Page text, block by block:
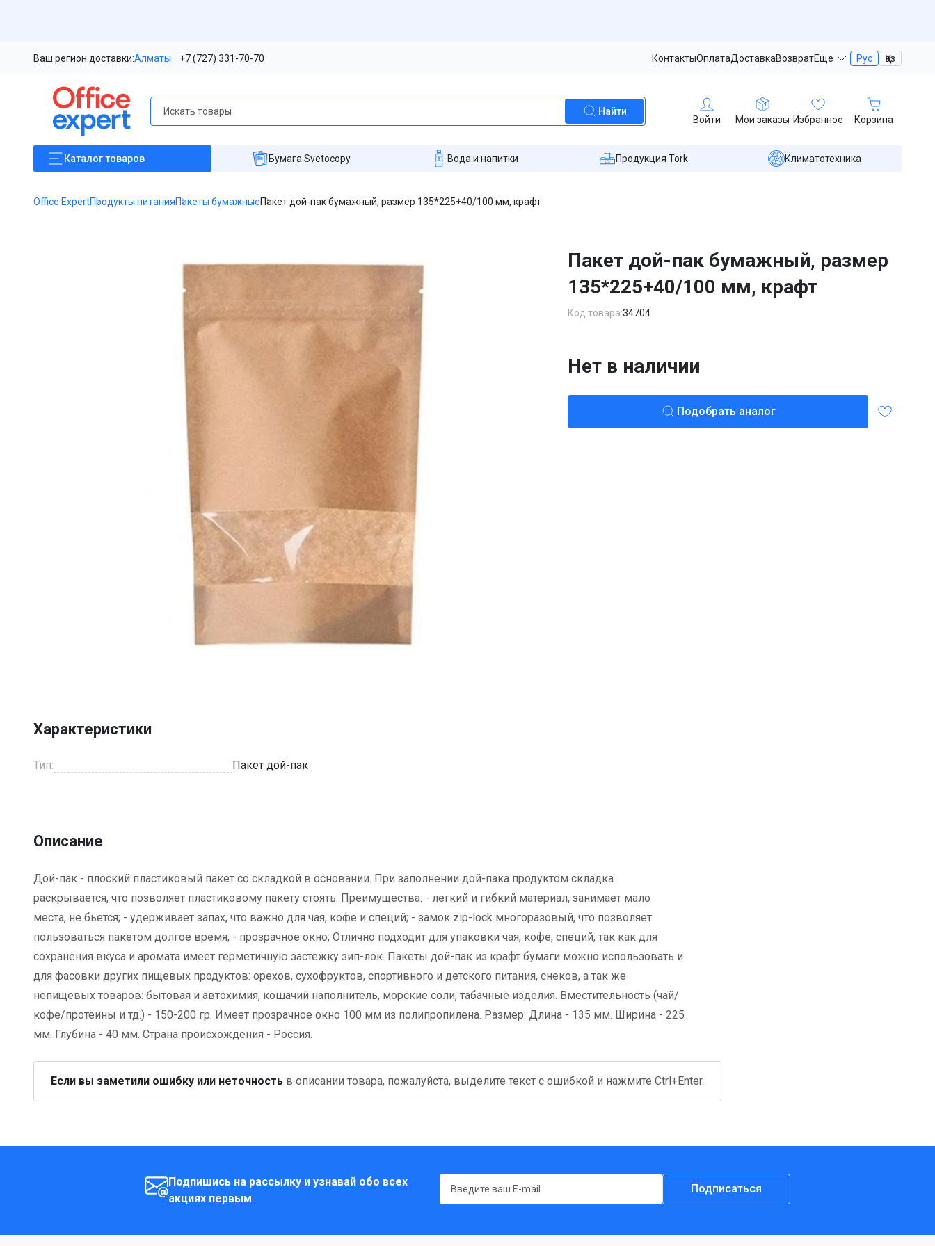
Ваш регион доставки:Алматы +7 (727) 331-70-70 КонтактыОплатаДоставкаВозвратЕще Рус Қаз
Найти
Войти Мои заказы Избранное Корзина
Каталогтоваров Бумага Svetocopy Вода и напитки Продукция Tork Климатотехника
Office ExpertПродукты питанияПакеты бумажныеПакет дой-пак бумажный, размер 135*225+40/100 мм, крафт
1
Пакет дой-пак бумажный, размер
135*225+40/100 мм, крафт
Код товара:34704
Нет в наличии
Подобрать аналог
Характеристики
Тип: Пакет дой-пак
Описание
Дой-пак - плоский пластиковый пакет со складкой в основании. При заполнении дой-пака продуктом складка
раскрывается, что позволяет пластиковому пакету стоять. Преимущества: - легкий и гибкий материал, занимает мало
места, не бьется; - удерживает запах, что важно для чая, кофе и специй; - замок zip-lock многоразовый, что позволяет
пользоваться пакетом долгое время; - прозрачное окно; Отлично подходит для упаковки чая, кофе, специй, так как для
сохранения вкуса и аромата имеет герметичную застежку зип-лок. Пакеты дой-пак из крафт бумаги можно использовать и
для фасовки других пищевых продуктов: орехов, сухофруктов, спортивного и детского питания, снеков, а так же
непищевых товаров: бытовая и автохимия, кошачий наполнитель, морские соли, табачные изделия. Вместительность (чай/
кофе/протеины и тд.) - 150-200 гр. Имеет прозрачное окно 100 мм из полипропилена. Размер: Длина - 135 мм. Ширина - 225
мм. Глубина - 40 мм. Страна происхождения - Россия.
Если вы заметили ошибку или неточность в описании товара, пожалуйста, выделите текст с ошибкой и нажмите Ctrl+Enter.
Подпишись на рассылку и узнавай обо всех
акциях первым
Подписаться